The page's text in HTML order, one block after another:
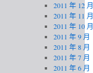
2011 年 12 月
2011 年 11 月
2011 年 10 月
2011 年 9 月
2011 年 8 月
2011 年 7 月
2011 年 6 月